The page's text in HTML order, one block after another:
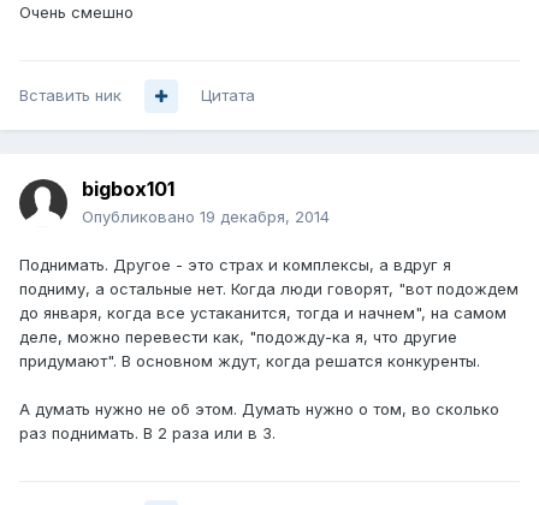
Очень смешно
Вставить ник Цитата
bigbox101
Опубликовано 19 декабря, 2014
Поднимать. Другое - это страх и комплексы, а вдруг я
подниму, а остальные нет. Когда люди говорят, "вот подождем
до января, когда все устаканится, тогда и начнем", на самом
деле, можно перевести как, "подожду-ка я, что другие
придумают". В основном ждут, когда решатся конкуренты.
А думать нужно не об этом. Думать нужно о том, во сколько
раз поднимать. В 2 раза или в 3.